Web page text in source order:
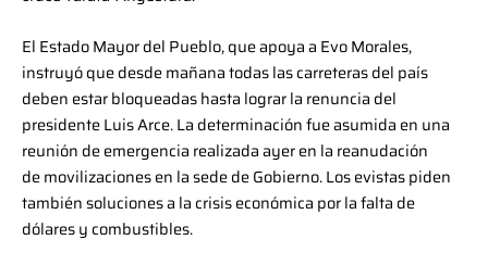
El Estado Mayor del Pueblo, que apoya a Evo Morales,
instruyó que desde mañana todas las carreteras del país
deben estar bloqueadas hasta lograr la renuncia del
presidente Luis Arce. La determinación fue asumida en una
reunión de emergencia realizada ayer en la reanudación
de movilizaciones en la sede de Gobierno. Los evistas piden
también soluciones a la crisis económica por la falta de
dólares y combustibles.